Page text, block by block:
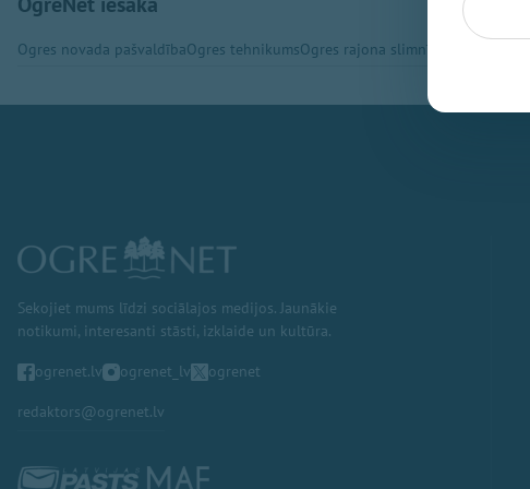
Ogres novada pašvaldībaOgres tehnikumsOgres rajona slimnīca
Sekojiet mums līdzi sociālajos medijos. Jaunākie
notikumi, interesanti stāsti, izklaide un kultūra.
ogrenet.lv ogrenet_lv ogrenet
redaktors@ogrenet.lv